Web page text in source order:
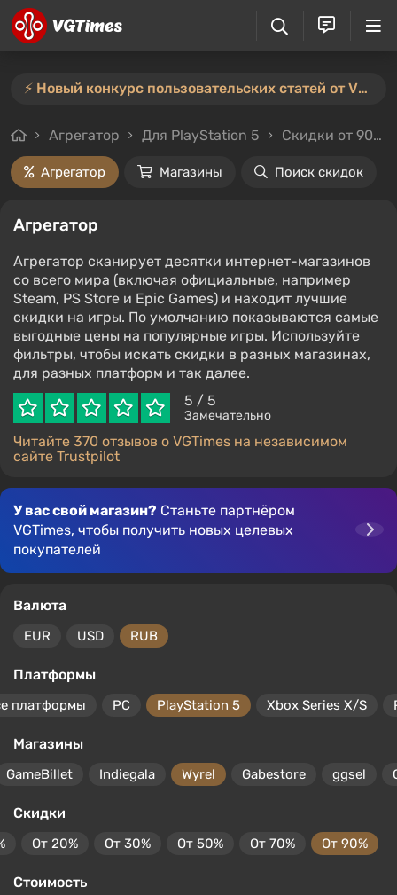
⚡️ Новый конкурс пользовательских статей от VGTimes — участвуйте тут ⚡️
Агрегатор Для PlayStation 5 Скидки от 90%
Агрегатор Магазины Поиск скидок
Агрегатор
Агрегатор сканирует десятки интернет-магазинов
со всего мира (включая официальные, например
Steam, PS Store и Epic Games) и находит лучшие
скидки на игры. По умолчанию показываются самые
выгодные цены на популярные игры. Используйте
фильтры, чтобы искать скидки в разных магазинах,
для разных платформ и так далее.
5 / 5
Замечательно
Читайте 370 отзывов о VGTimes на независимом
сайте Trustpilot
У вас свой магазин? Станьте партнёром
VGTimes, чтобы получить новых целевых
покупателей
Валюта
EUR USD RUB
Платформы
платформы PC PlayStation 5 Xbox Series X/S
Магазины
GameBillet Indiegala Wyrel Gabestore ggsel
Скидки
От 20% От 30% От 50% От 70% От 90%
Стоимость